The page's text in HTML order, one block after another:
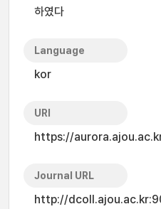
하였다
Language
kor
URI
https://
Journal URL
http://